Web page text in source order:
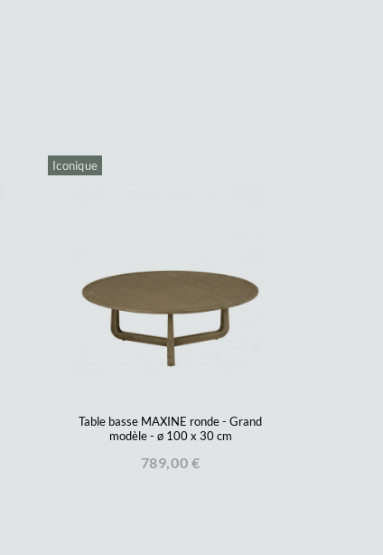
Iconique
Table basse MAXINE ronde - Grand
modèle - ø 100 x 30 cm
789,00 €